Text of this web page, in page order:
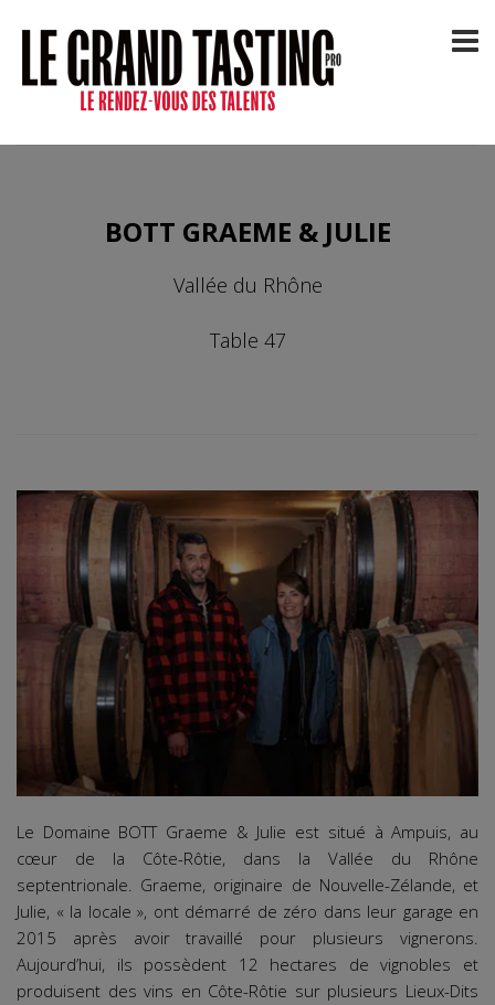
BOTT GRAEME & JULIE
Vallée du Rhône
Table 47
Le Domaine BOTT Graeme & Julie est situé à Ampuis, au
cœur de la Côte-Rôtie, dans la Vallée du Rhône
septentrionale. Graeme, originaire de Nouvelle-Zélande, et
Julie, « la locale », ont démarré de zéro dans leur garage en
2015 après avoir travaillé pour plusieurs vignerons.
Aujourd’hui, ils possèdent 12 hectares de vignobles et
produisent des vins en Côte-Rôtie sur plusieurs Lieux-Dits